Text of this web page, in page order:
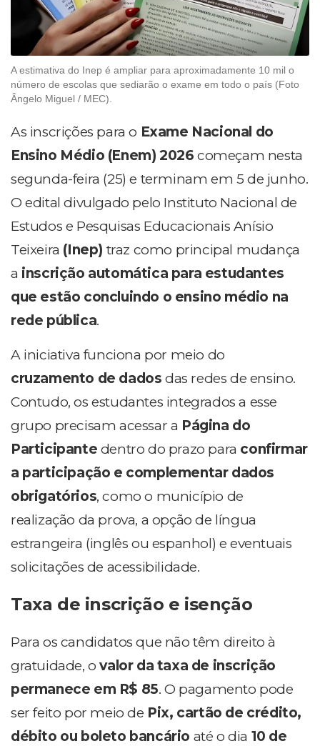
A estimativa do Inep é ampliar para aproximadamente 10 mil o
número de escolas que sediarão o exame em todo o país (Foto
Ângelo Miguel / MEC).
As inscrições para o Exame Nacional do
Ensino Médio (Enem) 2026 começam nesta
segunda-feira (25) e terminam em 5 de junho.
O edital divulgado pelo Instituto Nacional de
Estudos e Pesquisas Educacionais Anísio
Teixeira (Inep) traz como principal mudança
a inscrição automática para estudantes
que estão concluindo o ensino médio na
rede pública.
A iniciativa funciona por meio do
cruzamento de dados das redes de ensino.
Contudo, os estudantes integrados a esse
grupo precisam acessar a Página do
Participante dentro do prazo para confirmar
a participação e complementar dados
obrigatórios, como o município de
realização da prova, a opção de língua
estrangeira (inglês ou espanhol) e eventuais
solicitações de acessibilidade.
Taxa de inscrição e isenção
Para os candidatos que não têm direito à
gratuidade, ovalor da taxa de inscrição
permanece em R$ 85. O pagamento pode
ser feito por meio de Pix, cartão de crédito,
débito ou boleto bancário até o dia 10 de